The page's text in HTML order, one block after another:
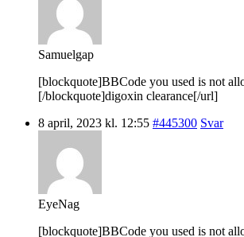
Samuelgap
[blockquote]BBCode you used is not
[/blockquote]digoxin clearance[/url]
8 april, 2023 kl. 12:55 #445300 Svar
EyeNag
[blockquote]BBCode you used is not